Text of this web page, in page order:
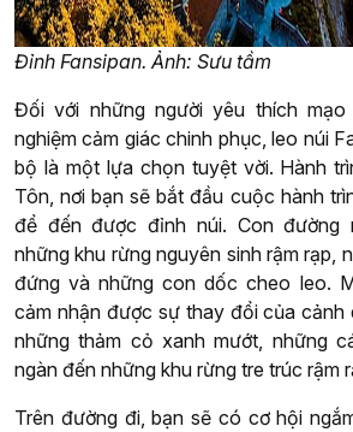
Đỉnh Fansipan. Ảnh: Sưu tầm
Đối với những người yêu thích mạo
nghiệm cảm giác chinh phục, leo núi
bộ là một lựa chọn tuyệt vời. Hành
Tôn, nơi bạn sẽ bắt đầu cuộc hành
để đến được đỉnh núi. Con đường
những khu rừng nguyên sinh rậm rạp,
đứng và những con dốc cheo leo.
cảm nhận được sự thay đổi của cảnh
những thảm cỏ xanh mướt, những
ngàn đến những khu rừng tre trúc rậm
Trên đường đi, bạn sẽ có cơ hội